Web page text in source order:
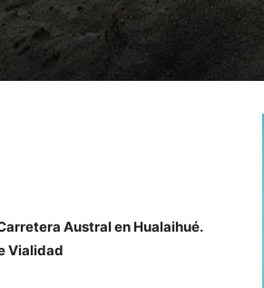
Austral en Hualaihué.
Vialidad